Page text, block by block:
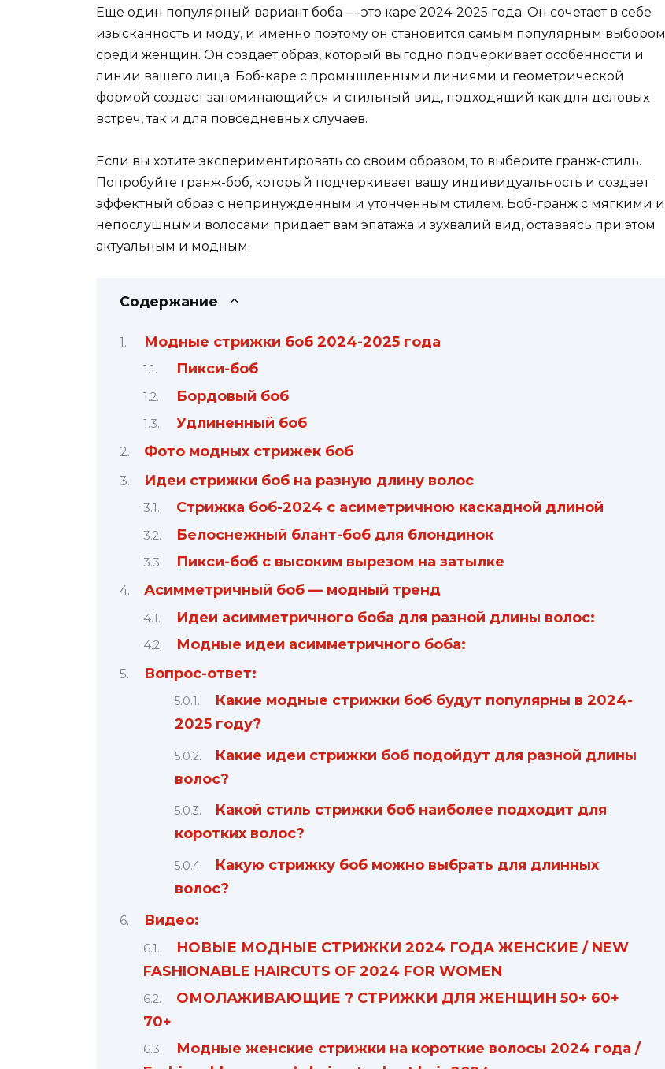
Еще один популярный вариант боба — это каре 2024-2025 года. Он сочетает в себе
изысканность и моду, и именно поэтому он становится самым популярным выбором
среди женщин. Он создает образ, который выгодно подчеркивает особенности и
линии вашего лица. Боб-каре с промышленными линиями и геометрической
формой создаст запоминающийся и стильный вид, подходящий как для деловых
встреч, так и для повседневных случаев.
Если вы хотите экспериментировать со своим образом, то выберите гранж-стиль.
Попробуйте гранж-боб, который подчеркивает вашу индивидуальность и создает
эффектный образ с непринужденным и утонченным стилем. Боб-гранж с мягкими и
непослушными волосами придает вам эпатажа и зухвалий вид, оставаясь при этом
актуальным и модным.
Содержание
Модные стрижки боб 2024-2025 года
Пикси-боб
Бордовый боб
Удлиненный боб
Фото модных стрижек боб
Идеи стрижки боб на разную длину волос
Стрижка боб-2024 с асиметричною каскадной длиной
Белоснежный блант-боб для блондинок
Пикси-боб с высоким вырезом на затылке
Асимметричный боб — модный тренд
Идеи асимметричного боба для разной длины волос:
Модные идеи асимметричного боба:
Вопрос-ответ:
Какие модные стрижки боб будут популярны в 2024-
2025 году?
Какие идеи стрижки боб подойдут для разной длины
волос?
Какой стиль стрижки боб наиболее подходит для
коротких волос?
Какую стрижку боб можно выбрать для длинных
волос?
Видео:
НОВЫЕ МОДНЫЕ СТРИЖКИ 2024 ГОДА ЖЕНСКИЕ / NEW
FASHIONABLE HAIRCUTS OF 2024 FOR WOMEN
ОМОЛАЖИВАЮЩИЕ ? СТРИЖКИ ДЛЯ ЖЕНЩИН 50+ 60+
70+
Модные женские стрижки на короткие волосы 2024 года /